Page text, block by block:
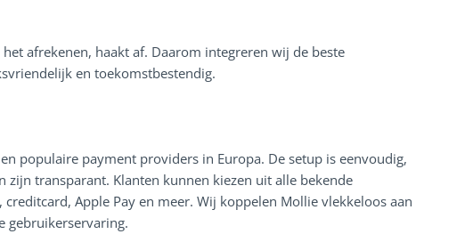
afrekenen, haakt af. Daarom integreren wij de beste
en toekomstbestendig.
populaire payment providers in Europa. De setup is eenvoudig,
zijn transparant. Klanten kunnen kiezen uit alle bekende
creditcard, Apple Pay en meer. Wij koppelen Mollie vlekkeloos aan
gebruikerservaring.